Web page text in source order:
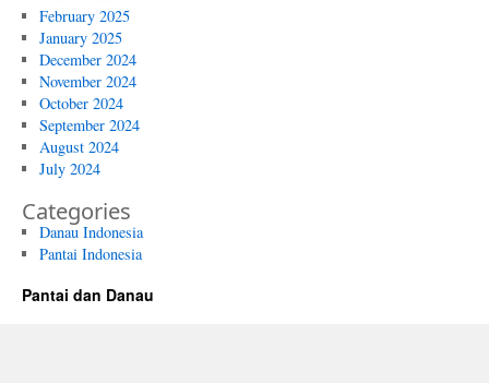
February 2025
January 2025
December 2024
November 2024
October 2024
September 2024
August 2024
July 2024
Categories
Danau Indonesia
Pantai Indonesia
Pantai dan Danau